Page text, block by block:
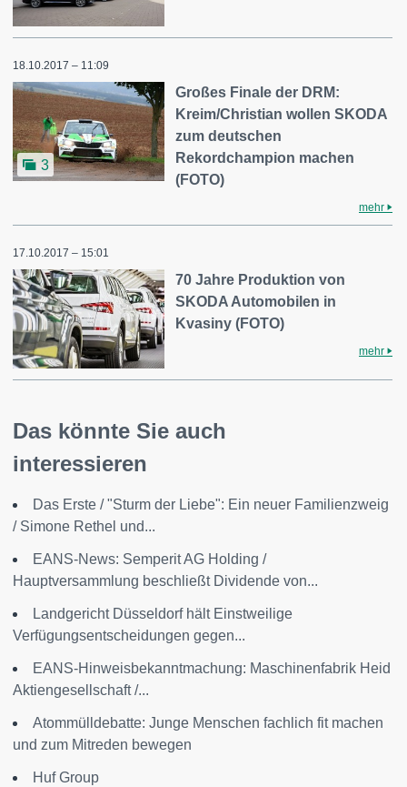
18.10.2017 – 11:09
3
Großes Finale der DRM:
Kreim/Christian wollen SKODA
zum deutschen
Rekordchampion machen
(FOTO)
mehr
17.10.2017 – 15:01
70 Jahre Produktion von
SKODA Automobilen in
Kvasiny (FOTO)
mehr
Das könnte Sie auch
interessieren
Das Erste / "Sturm der Liebe": Ein neuer Familienzweig
/ Simone Rethel und...
EANS-News: Semperit AG Holding /
Hauptversammlung beschließt Dividende von...
Landgericht Düsseldorf hält Einstweilige
Verfügungsentscheidungen gegen...
EANS-Hinweisbekanntmachung: Maschinenfabrik Heid
Aktiengesellschaft /...
Atommülldebatte: Junge Menschen fachlich fit machen
und zum Mitreden bewegen
Huf Group